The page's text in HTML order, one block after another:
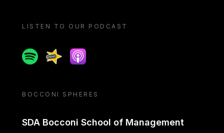
LISTEN TO OUR PODCAST
SpotifySpreakerApple podcast
BOCCONI SPHERES
SDA Bocconi School of Management